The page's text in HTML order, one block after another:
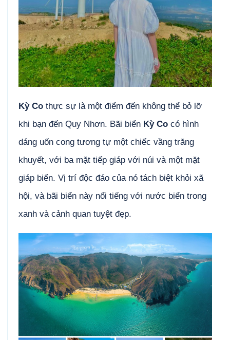
Kỳ Co thực sự là một điểm đến không thể bỏ lỡ
khi bạn đến Quy Nhơn. Bãi biển Kỳ Co có hình
dáng uốn cong tương tự một chiếc vầng trăng
khuyết, với ba mặt tiếp giáp với núi và một mặt
giáp biển. Vị trí độc đáo của nó tách biệt khỏi xã
hội, và bãi biển này nổi tiếng với nước biển trong
xanh và cảnh quan tuyệt đẹp.